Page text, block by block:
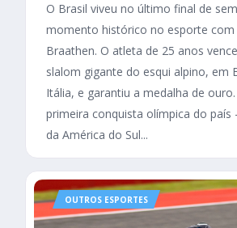
O Brasil viveu no último final de
momento histórico no esporte com
Braathen. O atleta de 25 anos
slalom gigante do esqui alpino, em
Itália, e garantiu a medalha de
primeira conquista olímpica do
da América do Sul...
OUTROS ESPORTES